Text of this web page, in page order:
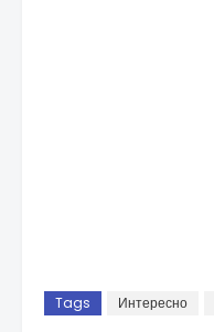
Tags Интересно